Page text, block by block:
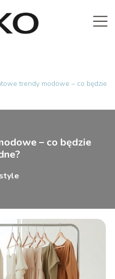
trendy modowe – co będzie
– co będzie